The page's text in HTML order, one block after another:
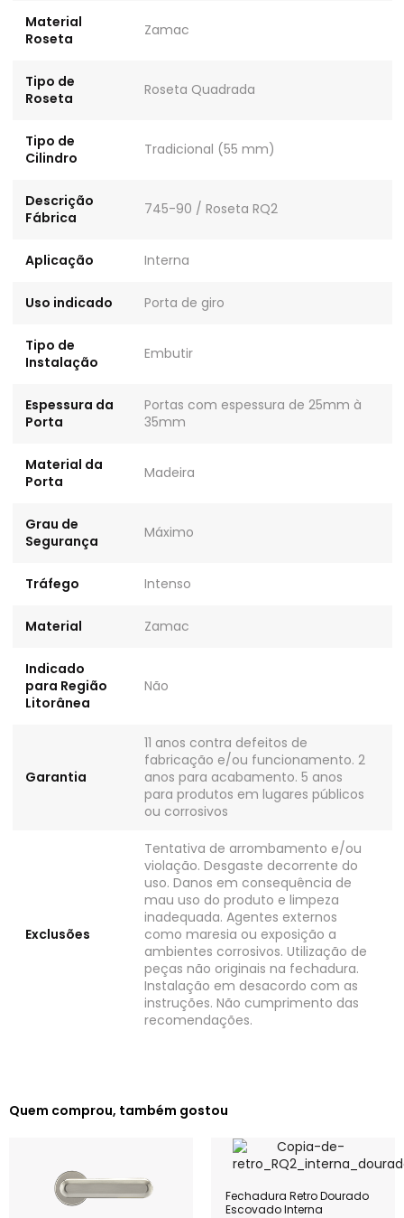
Material
Roseta
Zamac
Tipo de
Roseta
Roseta Quadrada
Tipo de
Cilindro
Tradicional (55 mm)
Descrição
Fábrica
745-90 / Roseta RQ2
Aplicação Interna
Uso indicado Porta de giro
Tipo de
Instalação
Embutir
Espessura da
Porta
Portas com espessura de 25mm à
35mm
Material da
Porta
Madeira
Grau de
Segurança
Máximo
Tráfego Intenso
Material Zamac
Indicado
para Região
Litorânea
Não
Garantia
11 anos contra defeitos de
fabricação e/ou funcionamento. 2
anos para acabamento. 5 anos
para produtos em lugares públicos
ou corrosivos
Exclusões
Tentativa de arrombamento e/ou
violação. Desgaste decorrente do
uso. Danos em consequência de
mau uso do produto e limpeza
inadequada. Agentes externos
como maresia ou exposição a
ambientes corrosivos. Utilização de
peças não originais na fechadura.
Instalação em desacordo com as
instruções. Não cumprimento das
recomendações.
Quem comprou, também gostou
Fechadura Retro Dourado
Escovado Interna